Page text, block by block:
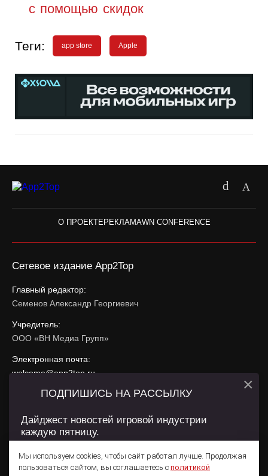
с помощью скидок
Теги: app store Apple
О ПРОЕКТЕ РЕКЛАМАWN CONFERENCE
Сетевое издание App2Top
Главный редактор:
Семенов Александр Георгиевич
Учредитель:
ООО «ВН Медиа Групп»
Электронная почта:
welcome@app2top.ru
При использовании материалов активная ссылка на
Сайт использует IP адреса, cookie, данные геолокации
использования содержатся вПолитике конфиденциальностии
Пользовательском соглашении .
Мы используем cookies, чтобы сайт работал лучше. Продолжая
пользоваться сайтом, вы соглашаетесь с политикой
ПОДПИШИСЬ НА РАССЫЛКУ
Дайджест новостей игровой индустрии
каждую пятницу.
×